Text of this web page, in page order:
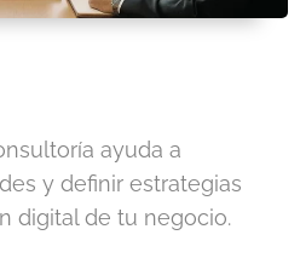
ayuda a
y definir estrategias
digital de tu negocio.